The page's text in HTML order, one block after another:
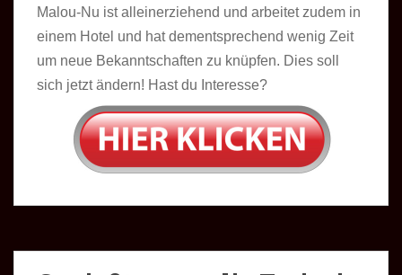
Malou-Nu ist alleinerziehend und arbeitet zudem in
einem Hotel und hat dementsprechend wenig Zeit
um neue Bekanntschaften zu knüpfen. Dies soll
sich jetzt ändern! Hast du Interesse?